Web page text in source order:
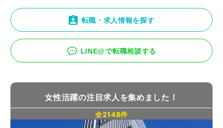
転職・求人情報を探す
LINE@で転職相談する
女性活躍の注目求人を集めました！
全2148件